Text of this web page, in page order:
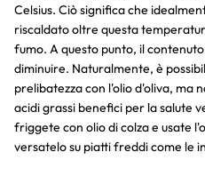
Celsius. Ciò significa che
riscaldato oltre questa
fumo. A questo punto, il
diminuire. Naturalmente, è
prelibatezza con l'olio d'oliva, ma
acidi grassi benefici per la salute
friggete con olio di colza e usate
versatelo su piatti freddi come le